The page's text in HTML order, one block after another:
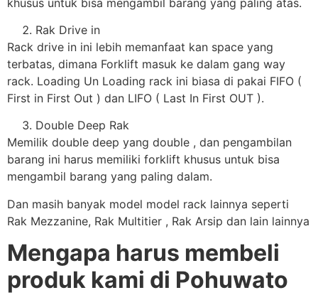
Rak Drive in
Rack drive in ini lebih memanfaat kan space yang
terbatas, dimana Forklift masuk ke dalam gang way
rack. Loading Un Loading rack ini biasa di pakai FIFO (
First in First Out ) dan LIFO ( Last In First OUT ).
Double Deep Rak
Memilik double deep yang double , dan pengambilan
barang ini harus memiliki forklift khusus untuk bisa
mengambil barang yang paling dalam.
Dan masih banyak model model rack lainnya seperti
Rak Mezzanine, Rak Multitier , Rak Arsip dan lain lainnya
Mengapa harus membeli
produk kami di Pohuwato